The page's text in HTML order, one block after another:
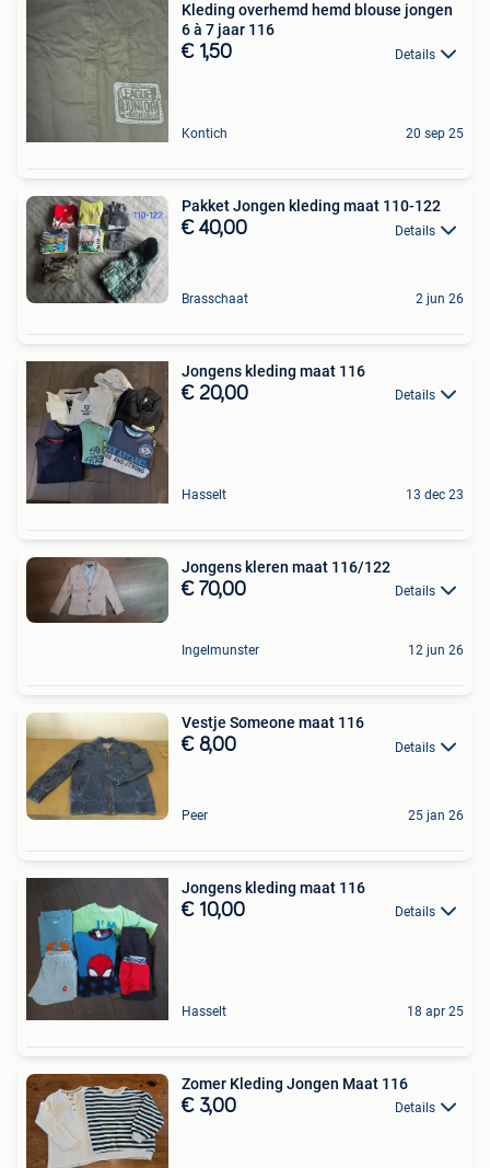
Kleding overhemd hemd blouse jongen
6 à 7 jaar 116
€ 1,50 Details
Kontich 20 sep 25
Pakket Jongen kleding maat 110-122
€ 40,00 Details
Brasschaat 2 jun 26
Jongens kleding maat 116
€ 20,00 Details
Hasselt 13 dec 23
Jongens kleren maat 116/122
€ 70,00 Details
Ingelmunster 12 jun 26
Vestje Someone maat 116
€ 8,00 Details
Peer 25 jan 26
Jongens kleding maat 116
€ 10,00 Details
Hasselt 18 apr 25
Zomer Kleding Jongen Maat 116
€ 3,00 Details